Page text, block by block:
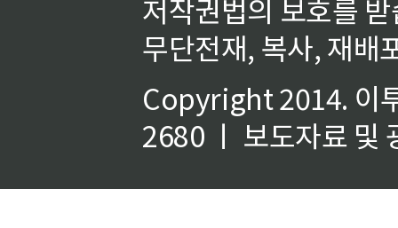
저작권법의 보호를
무단전재, 복사, 재배
Copyright 2014. 이
2680 ㅣ 보도자료